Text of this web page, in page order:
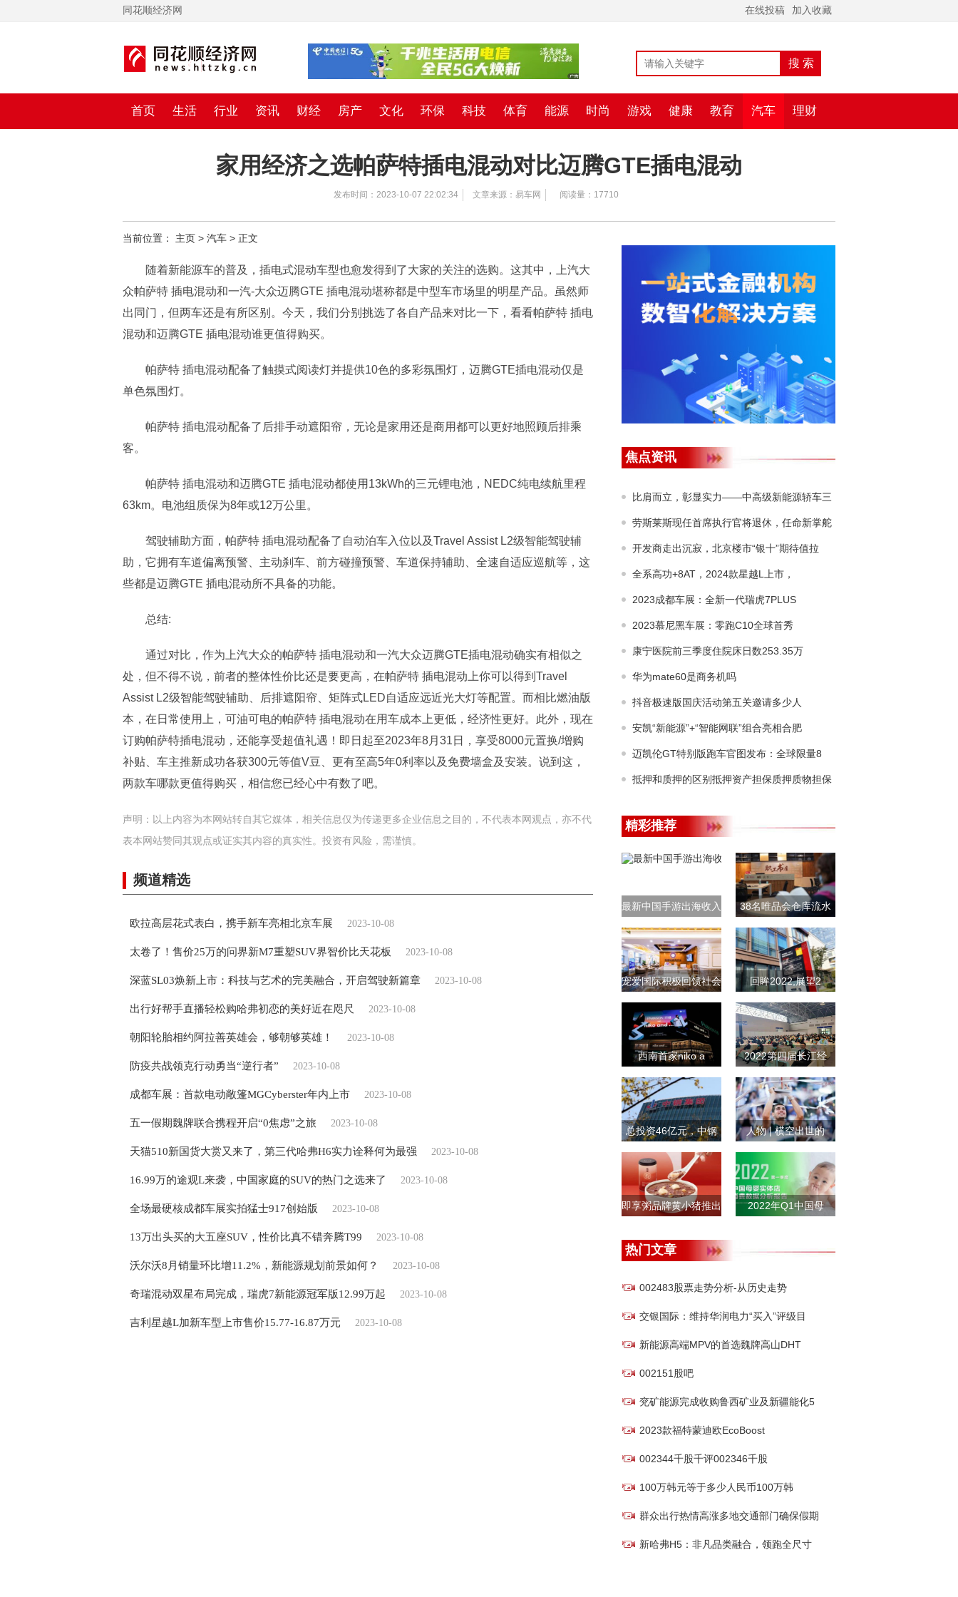
同花顺经济网 在线投稿 加入收藏
首页 生活 行业 资讯 财经 房产 文化 环保 科技 体育 能源 时尚 游戏 健康 教育 汽车 理财
家用经济之选帕萨特插电混动对比迈腾GTE插电混动
发布时间：2023-10-07 22:02:34 文章来源：易车网 阅读量：17710
当前位置： 主页 > 汽车 > 正文
随着新能源车的普及，插电式混动车型也愈发得到了大家的关注的选购。这其中，上汽大
众帕萨特 插电混动和一汽-大众迈腾GTE 插电混动堪称都是中型车市场里的明星产品。虽然师
出同门，但两车还是有所区别。今天，我们分别挑选了各自产品来对比一下，看看帕萨特 插电
混动和迈腾GTE 插电混动谁更值得购买。
帕萨特 插电混动配备了触摸式阅读灯并提供10色的多彩氛围灯，迈腾GTE插电混动仅是
单色氛围灯。
帕萨特 插电混动配备了后排手动遮阳帘，无论是家用还是商用都可以更好地照顾后排乘
客。
帕萨特 插电混动和迈腾GTE 插电混动都使用13kWh的三元锂电池，NEDC纯电续航里程
63km。电池组质保为8年或12万公里。
驾驶辅助方面，帕萨特 插电混动配备了自动泊车入位以及Travel Assist L2级智能驾驶辅
助，它拥有车道偏离预警、主动刹车、前方碰撞预警、车道保持辅助、全速自适应巡航等，这
些都是迈腾GTE 插电混动所不具备的功能。
总结:
通过对比，作为上汽大众的帕萨特 插电混动和一汽大众迈腾GTE插电混动确实有相似之
处，但不得不说，前者的整体性价比还是要更高，在帕萨特 插电混动上你可以得到Travel
Assist L2级智能驾驶辅助、后排遮阳帘、矩阵式LED自适应远近光大灯等配置。而相比燃油版
本，在日常使用上，可油可电的帕萨特 插电混动在用车成本上更低，经济性更好。此外，现在
订购帕萨特插电混动，还能享受超值礼遇！即日起至2023年8月31日，享受8000元置换/增购
补贴、车主推新成功各获300元等值V豆、更有至高5年0利率以及免费墙盒及安装。说到这，
两款车哪款更值得购买，相信您已经心中有数了吧。
声明：以上内容为本网站转自其它媒体，相关信息仅为传递更多企业信息之目的，不代表本网观点，亦不代
表本网站赞同其观点或证实其内容的真实性。投资有风险，需谨慎。
频道精选
欧拉高层花式表白，携手新车亮相北京车展 2023-10-08
太卷了！售价25万的问界新M7重塑SUV界智价比天花板 2023-10-08
深蓝SL03焕新上市：科技与艺术的完美融合，开启驾驶新篇章 2023-10-08
出行好帮手直播轻松购哈弗初恋的美好近在咫尺 2023-10-08
朝阳轮胎相约阿拉善英雄会，够朝够英雄！ 2023-10-08
防疫共战领克行动勇当“逆行者” 2023-10-08
成都车展：首款电动敞篷MGCyberster年内上市 2023-10-08
五一假期魏牌联合携程开启“0焦虑”之旅 2023-10-08
天猫510新国货大赏又来了，第三代哈弗H6实力诠释何为最强 2023-10-08
16.99万的途观L来袭，中国家庭的SUV的热门之选来了 2023-10-08
全场最硬核成都车展实拍猛士917创始版 2023-10-08
13万出头买的大五座SUV，性价比真不错奔腾T99 2023-10-08
沃尔沃8月销量环比增11.2%，新能源规划前景如何？ 2023-10-08
奇瑞混动双星布局完成，瑞虎7新能源冠军版12.99万起 2023-10-08
吉利星越L加新车型上市售价15.77-16.87万元 2023-10-08
焦点资讯
比肩而立，彰显实力——中高级新能源轿车三
劳斯莱斯现任首席执行官将退休，任命新掌舵
开发商走出沉寂，北京楼市“银十”期待值拉
全系高功+8AT，2024款星越L上市，
2023成都车展：全新一代瑞虎7PLUS
2023慕尼黑车展：零跑C10全球首秀
康宁医院前三季度住院床日数253.35万
华为mate60是商务机吗
抖音极速版国庆活动第五关邀请多少人
安凯“新能源”+“智能网联”组合亮相合肥
迈凯伦GT特别版跑车官图发布：全球限量8
抵押和质押的区别抵押资产担保质押质物担保
精彩推荐
最新中国手游出海收入 38名唯品会仓库流水
宠爱国际积极回馈社会 回眸2022,展望2
西南首家niko a 2022第四届长江经
总投资46亿元，中钢 人物 | 横空出世的
即享粥品牌黄小猪推出 2022年Q1中国母
热门文章
002483股票走势分析-从历史走势
交银国际：维持华润电力“买入”评级目
新能源高端MPV的首选魏牌高山DHT
002151股吧
兖矿能源完成收购鲁西矿业及新疆能化5
2023款福特蒙迪欧EcoBoost
002344千股千评002346千股
100万韩元等于多少人民币100万韩
群众出行热情高涨多地交通部门确保假期
新哈弗H5：非凡品类融合，领跑全尺寸